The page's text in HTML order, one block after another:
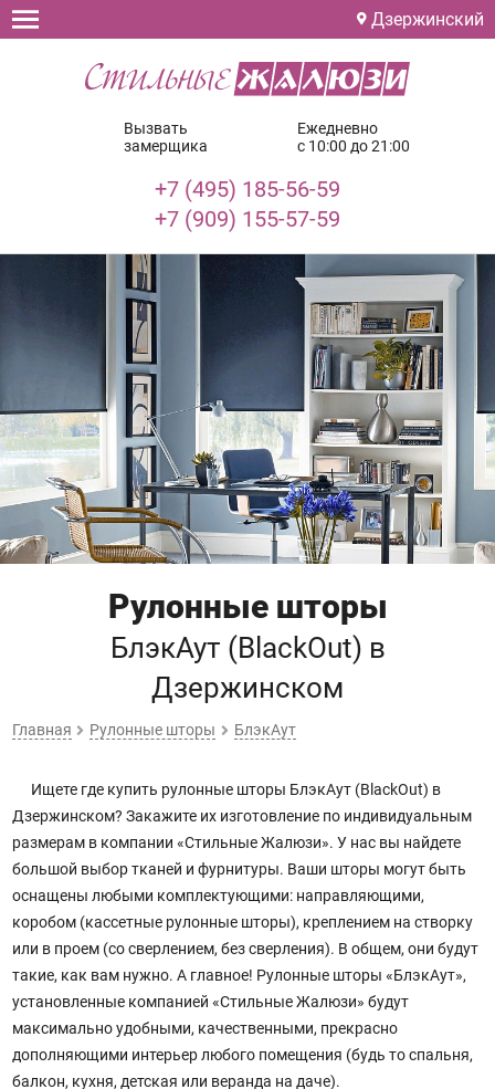
Дзержинский
Вызвать
замерщика
Ежедневно
с 10:00 до 21:00
+7 (495) 185-56-59
+7 (909) 155-57-59
Рулонные шторы
БлэкАут (BlackOut) в
Дзержинском
Главная Рулонные шторы БлэкАут
Ищете где купить рулонные шторы БлэкАут (BlackOut) в
Дзержинском? Закажите их изготовление по индивидуальным
размерам в компании «Стильные Жалюзи». У нас вы найдете
большой выбор тканей и фурнитуры. Ваши шторы могут быть
оснащены любыми комплектующими: направляющими,
коробом (кассетные рулонные шторы), креплением на створку
или в проем (со сверлением, без сверления). В общем, они будут
такие, как вам нужно. А главное! Рулонные шторы «БлэкАут»,
установленные компанией «Стильные Жалюзи» будут
максимально удобными, качественными, прекрасно
дополняющими интерьер любого помещения (будь то спальня,
балкон, кухня, детская или веранда на даче).